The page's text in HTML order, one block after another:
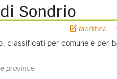
Sondrio
Modifica
classificati per comune e per
province